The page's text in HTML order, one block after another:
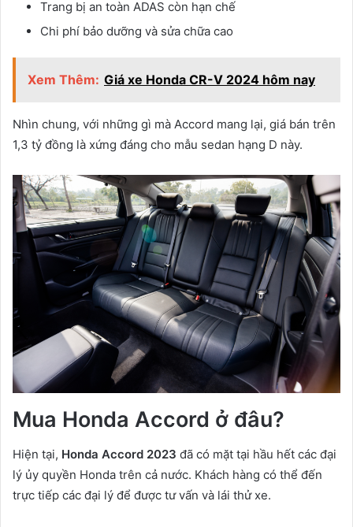
Trang bị an toàn ADAS còn hạn chế
Chi phí bảo dưỡng và sửa chữa cao
Xem Thêm: Giá xe Honda CR-V 2024 hôm nay
Nhìn chung, với những gì mà Accord mang lại, giá bán trên
1,3 tỷ đồng là xứng đáng cho mẫu sedan hạng D này.
Mua Honda Accord ở đâu?
Hiện tại, Honda Accord 2023 đã có mặt tại hầu hết các đại
lý ủy quyền Honda trên cả nước. Khách hàng có thể đến
trực tiếp các đại lý để được tư vấn và lái thử xe.